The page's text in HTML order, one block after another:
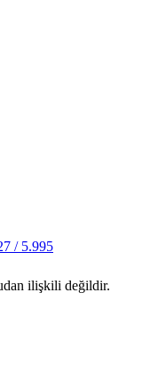
/ 5.995
ilişkili değildir.